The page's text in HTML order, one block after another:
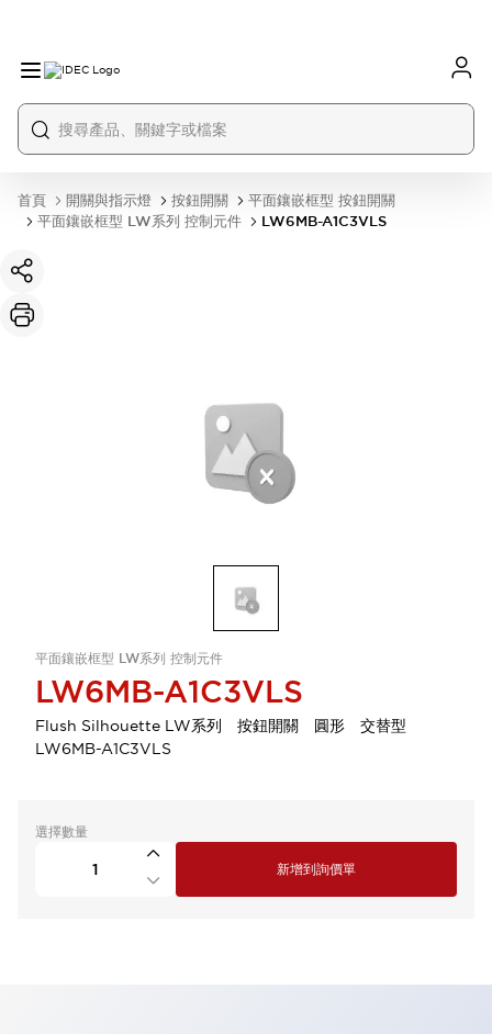
首頁 開關與指示燈 按鈕開關
平面鑲嵌框型 按鈕開關
平面鑲嵌框型 LW系列 控制元件
LW6MB-A1C3VLS
平面鑲嵌框型 LW系列 控制元件
LW6MB-A1C3VLS
Flush Silhouette LW系列 按鈕開關 圓形 交替型
LW6MB-A1C3VLS
選擇數量
新增到詢價單